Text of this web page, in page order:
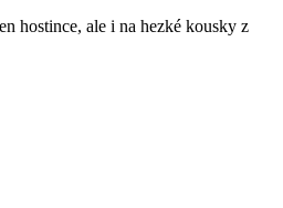
hostince, ale i na hezké kousky z